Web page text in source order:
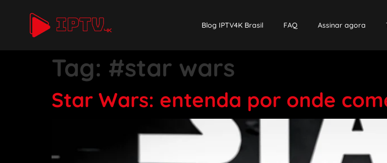
Blog IPTV4K Brasil FAQ Assinar agora
Tag: #star wars
Star Wars: entenda por onde